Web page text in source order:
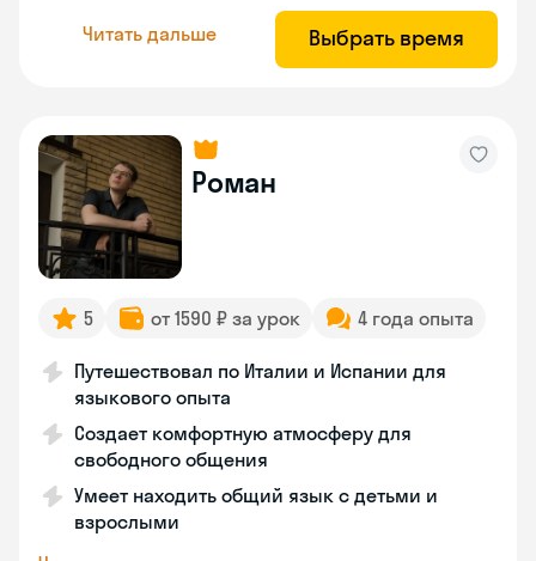
Читать дальше Выбрать время
Роман
5 от 1590 ₽ за урок 4 года опыта
Путешествовал по Италии и Испании для
языкового опыта
Создает комфортную атмосферу для
свободного общения
Умеет находить общий язык с детьми и
взрослыми